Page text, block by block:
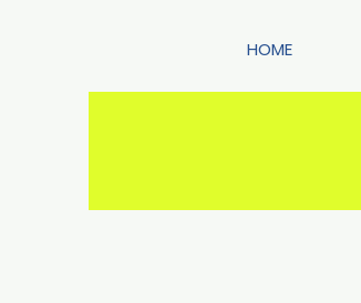
HOME